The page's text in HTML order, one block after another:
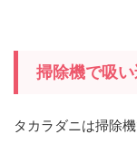
掃除機で吸
タカラダニは掃除